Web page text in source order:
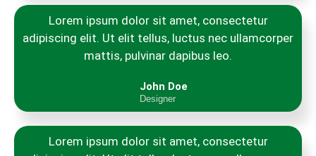
Lorem ipsum dolor sit amet, consectetur
adipiscing elit. Ut elit tellus, luctus nec ullamcorper
mattis, pulvinar dapibus leo.
John Doe
Designer
Lorem ipsum dolor sit amet, consectetur